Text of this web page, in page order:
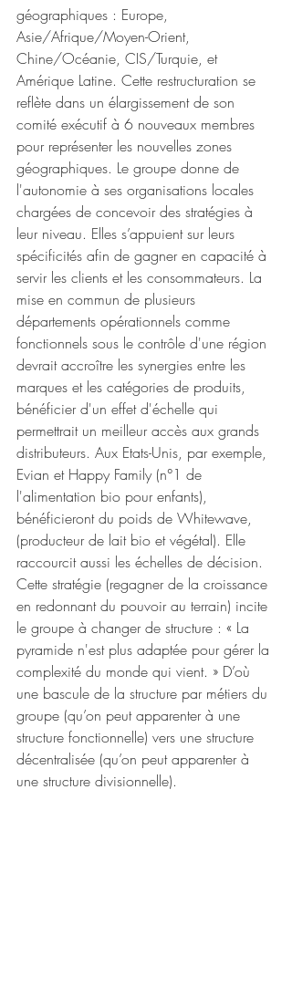
géographiques : Europe,
Asie/Afrique/Moyen-Orient,
Chine/Océanie, CIS/Turquie, et
Amérique Latine. Cette restructuration se
reflète dans un élargissement de son
comité exécutif à 6 nouveaux membres
pour représenter les nouvelles zones
géographiques. Le groupe donne de
l'autonomie à ses organisations locales
chargées de concevoir des stratégies à
leur niveau. Elles s’appuient sur leurs
spécificités afin de gagner en capacité à
servir les clients et les consommateurs. La
mise en commun de plusieurs
départements opérationnels comme
fonctionnels sous le contrôle d'une région
devrait accroître les synergies entre les
marques et les catégories de produits,
bénéficier d'un effet d'échelle qui
permettrait un meilleur accès aux grands
distributeurs. Aux Etats-Unis, par exemple,
Evian et Happy Family (n°1 de
l'alimentation bio pour enfants),
bénéficieront du poids de Whitewave,
(producteur de lait bio et végétal). Elle
raccourcit aussi les échelles de décision.
Cette stratégie (regagner de la croissance
en redonnant du pouvoir au terrain) incite
le groupe à changer de structure : « La
pyramide n'est plus adaptée pour gérer la
complexité du monde qui vient. » D’où
une bascule de la structure par métiers du
groupe (qu’on peut apparenter à une
structure fonctionnelle) vers une structure
décentralisée (qu’on peut apparenter à
une structure divisionnelle).